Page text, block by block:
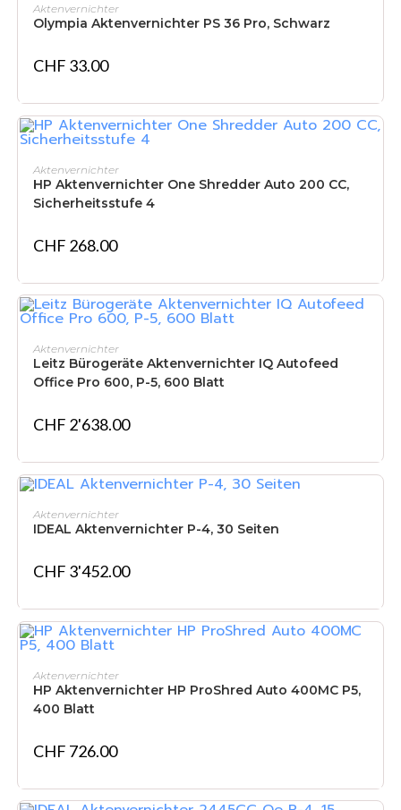
Aktenvernichter
Olympia Aktenvernichter PS 36 Pro, Schwarz
CHF 33.00
Aktenvernichter
HP Aktenvernichter One Shredder Auto 200 CC,
Sicherheitsstufe 4
CHF 268.00
Aktenvernichter
Leitz Bürogeräte Aktenvernichter IQ Autofeed
Office Pro 600, P-5, 600 Blatt
CHF 2'638.00
NICHT VORRÄTIG
Aktenvernichter
IDEAL Aktenvernichter P-4, 30 Seiten
CHF 3'452.00
Aktenvernichter
HP Aktenvernichter HP ProShred Auto 400MC P5,
400 Blatt
CHF 726.00